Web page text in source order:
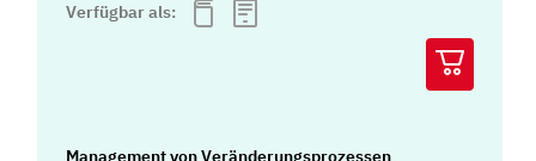
Verfügbar als: